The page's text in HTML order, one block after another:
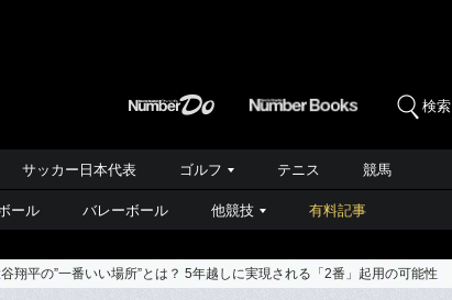
検索
サッカー日本代表 ゴルフ テニス 競馬
ール バレーボール 他競技 有料記事
翔平の”一番いい場所”とは？ 5年越しに実現される「2番」起用の可能性